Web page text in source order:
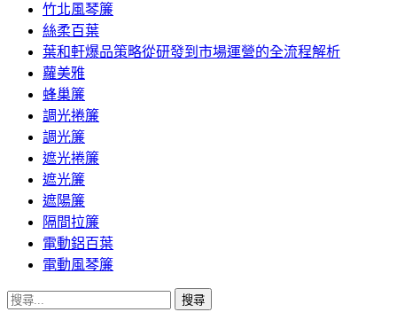
竹北風琴簾
絲柔百葉
葉和軒爆品策略從研發到市場運營的全流程解析
蘿美雅
蜂巢簾
調光捲簾
調光簾
遮光捲簾
遮光簾
遮陽簾
隔間拉簾
電動鋁百葉
電動風琴簾
搜